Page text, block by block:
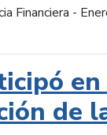
Financiera -
de